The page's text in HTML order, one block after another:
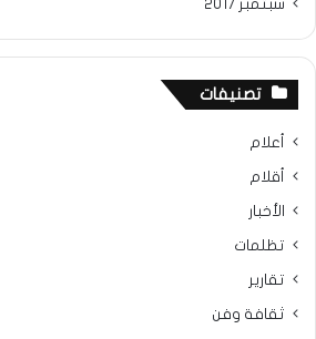
سبتمبر 2017
تصنيفات
أعلام
أقلام
الأخبار
تظلمات
تقارير
ثقافة وفن